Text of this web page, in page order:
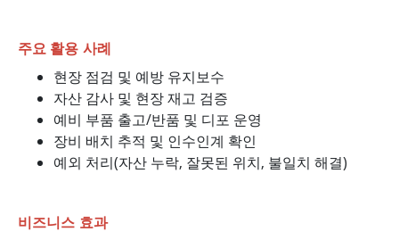
주요 활용 사례
현장 점검 및 예방 유지보수
자산 감사 및 현장 재고 검증
예비 부품 출고/반품 및 디포 운영
장비 배치 추적 및 인수인계 확인
예외 처리(자산 누락, 잘못된 위치, 불일치 해결)
비즈니스 효과